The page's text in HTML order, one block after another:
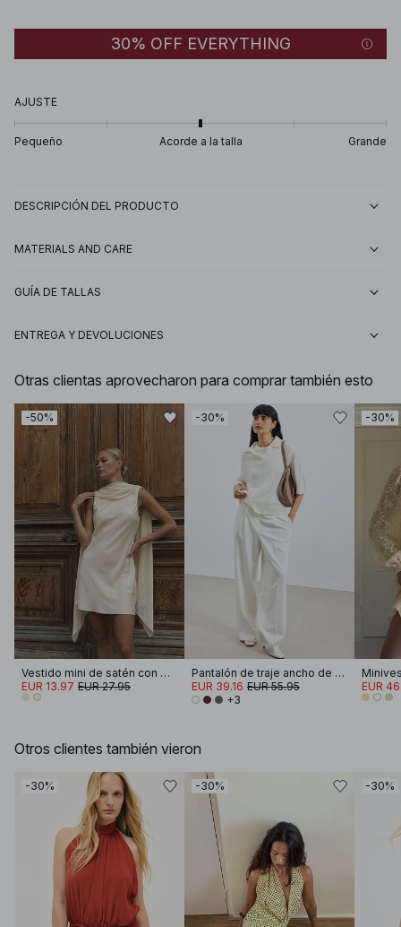
30% OFF EVERYTHING
AJUSTE
Pequeño Acorde a la talla Grande
DESCRIPCIÓN DEL PRODUCTO
MATERIALS AND CARE
GUÍA DE TALLAS
ENTREGA Y DEVOLUCIONES
Otras clientas aprovecharon para comprar también esto
-50%
Vestido mini de satén con detalle de pañuelo
EUR 13.97 EUR 27.95
-30%
Pantalón de traje ancho ​​de cintura alta
EUR 39.16 EUR 55.95
+3
-30%
EUR
Otros clientes también vieron
-30% -30% -30%